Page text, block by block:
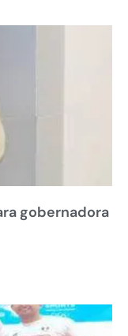
gobernadora